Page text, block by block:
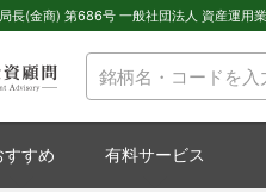
長(金商) 第686号 一般社団法人 資産運用
すすめ 有料サービス